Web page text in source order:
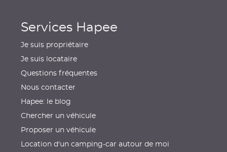
Services Hapee
Je suis propriétaire
Je suis locataire
Questions fréquentes
Nous contacter
Hapee: le blog
Chercher un véhicule
Proposer un véhicule
Location d'un camping-car autour de moi